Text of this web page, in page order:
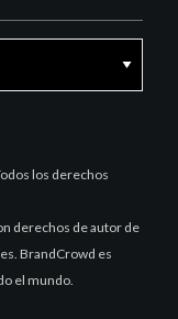
los derechos
derechos de autor de
BrandCrowd es
el mundo.